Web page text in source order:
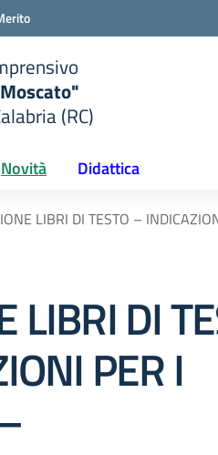
(RC)
Novità Didattica
LIBRI DI TESTO –
LIBRI DI
PER I